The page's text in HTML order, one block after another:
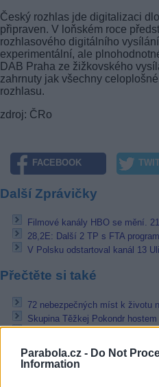
Parabola.cz - Do Not
Information
Český rozhlas jde digitalizaci
připraven. V loňském roce
rozhlasového digitálního
experimentální, ale
DAB Praha ze žižkovského
zahrnuty jak všechny
rozhlasu.
zdroj: ČRo
FACEBOOK
Další Zprávičky
Filmové kanály HBO se mění.
28,2E: Další 2 TP s FTA
V Polsku odstartoval kanál 13
Přečtěte si také
72 nebezpečných míst k životu
Skupina Těžkej Pokondr
Reklama